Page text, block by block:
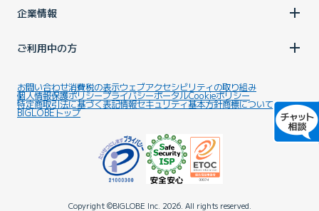
企業情報
ご利用中の方
お問い合わせ消費税の表示ウェブアクセシビリティの取り組み
個人情報保護ポリシープライバシーポータルCookieポリシー
特定商取引法に基づく表記情報セキュリティ基本方針商標について
BIGLOBEトップ
Copyright ©BIGLOBE Inc. 2026. All rights reserved.